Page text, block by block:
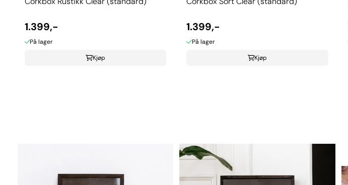
1.399,-
På lager
Kjøp
1.399,-
På lager
Kjøp